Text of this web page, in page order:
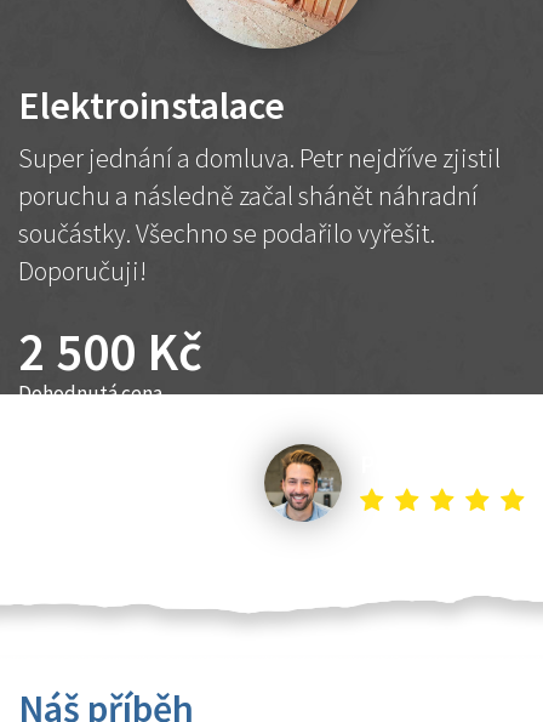
Elektroinstalace
Super jednání a domluva. Petr nejdříve zjistil
poruchu a následně začal shánět náhradní
součástky. Všechno se podařilo vyřešit.
Doporučuji!
2 500 Kč
Dohodnutá cena
Náš příběh